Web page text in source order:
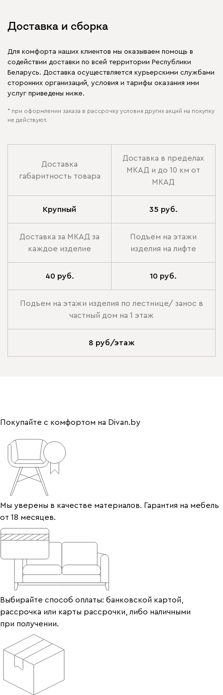
Доставка и сборка
Для комфорта наших клиентов мы оказываем помощь в
содействии доставки по всей территории Республики
Беларусь. Доставка осуществляется курьерскими службами
сторонних организаций, условия и тарифы оказания ими
услуг приведены ниже.
* при оформлении заказа в рассрочку условия других акций на покупку
не действуют.
Доставка
габаритность товара
Доставка в пределах
МКАД и до 10 км от
МКАД
Крупный 35 руб.
Доставка за МКАД за
каждое изделие
Подъем на этажи
изделия на лифте
40 руб. 10 руб.
Подъем на этажи изделия по лестнице/ занос в
частный дом на 1 этаж
8 руб/этаж
Покупайте с комфортом на Divan.by
Мы уверены в качестве материалов. Гарантия на мебель
от 18 месяцев.
Выбирайте способ оплаты: банковской картой,
рассрочка или карты рассрочки, либо наличными
при получении.